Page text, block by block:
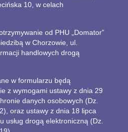
10, w celach
od PHU „Domator”
w Chorzowie, ul.
handlowych drogą
w formularzu będą
z wymogami ustawy z dnia 29
danych osobowych (Dz.
oraz ustawy z dnia 18 lipca
usług drogą elektroniczną (Dz.